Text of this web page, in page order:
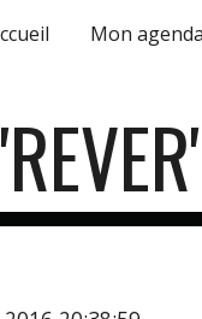
Skip to
Mon agenda